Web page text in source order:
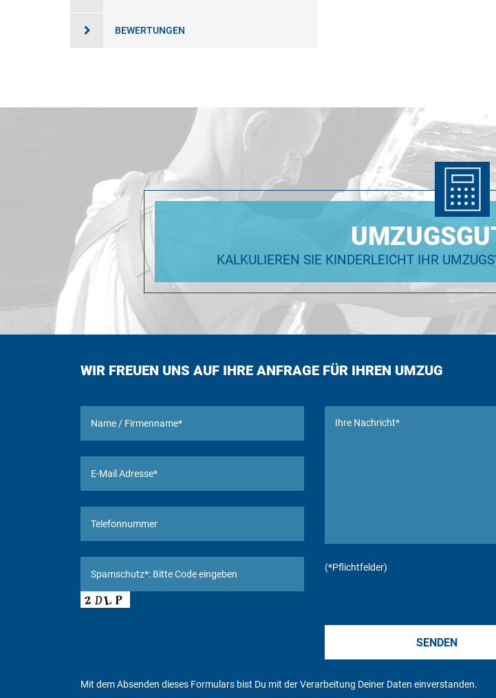
BEWERTUNGEN
KALKULIEREN SIE KINDERLEICHT IHR
WIR FREUEN UNS AUF IHRE ANFRAGE FÜR IHREN UMZUG
(*Pflichtfelder)
Mit dem Absenden dieses Formulars bist Du mit derVerarbeitung Deiner Daten einverstanden.